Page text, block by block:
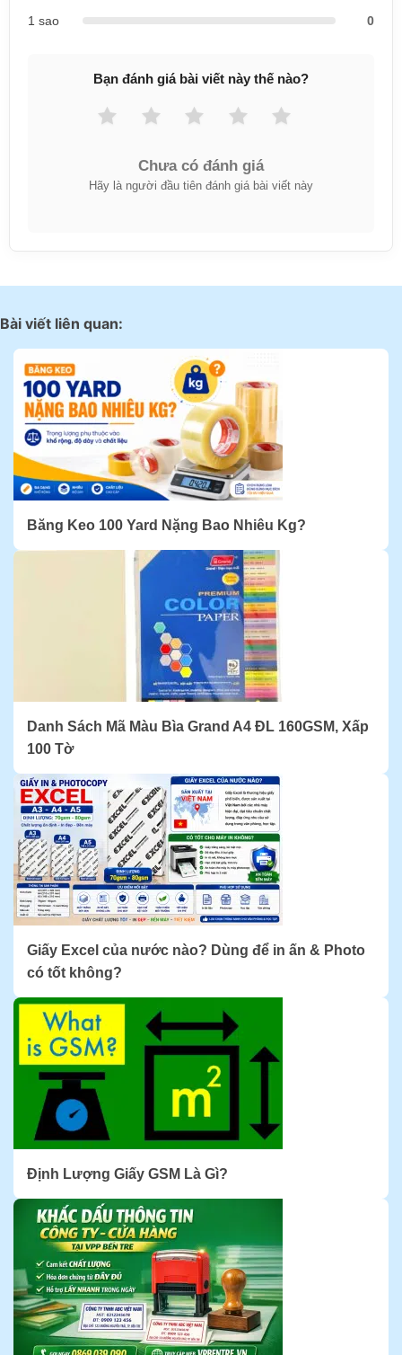
1 sao
0
Bạn đánh giá bài viết này thế nào?
Chưa có đánh giá
Hãy là người đầu tiên đánh giá bài viết này
Bài viết liên quan:
Băng Keo 100 Yard Nặng Bao Nhiêu Kg?
Danh Sách Mã Màu Bìa Grand A4 ĐL 160GSM, Xấp
100 Tờ
Giấy Excel của nước nào? Dùng để in ấn & Photo
có tốt không?
Định Lượng Giấy GSM Là Gì?